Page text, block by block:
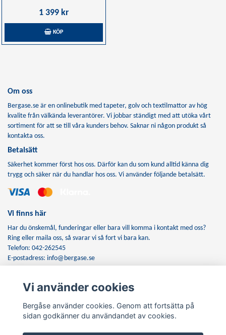
1 399 kr
KÖP
Om oss
Bergase.se är en onlinebutik med tapeter, golv och textilmattor av hög
kvalite från välkända leverantörer. Vi jobbar ständigt med att utöka vårt
sortiment för att se till våra kunders behov. Saknar ni någon produkt så
kontakta oss.
Betalsätt
Säkerhet kommer först hos oss. Därför kan du som kund alltid känna dig
trygg och säker när du handlar hos oss. Vi använder följande betalsätt.
Vi finns här
Har du önskemål, funderingar eller bara vill komma i kontakt med oss?
Ring eller maila oss, så svarar vi så fort vi bara kan.
Telefon: 042-262545
E-postadress: info@bergase.se
Anmäl dig till vårt nyhetsbrev
Prenumerera
Vi använder cookies
Bergåse använder cookies. Genom att fortsätta på
sidan godkänner du användandet av cookies.